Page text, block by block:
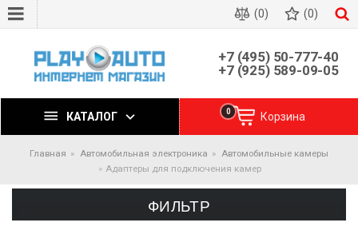
(0) (0)
+7 (495) 50-777-40
+7 (925) 589-09-05
КАТАЛОГ Корзина
0
Главная Автомобильная электроника
Автомобильные камеры
Адаптеры для подключения камер
ФИЛЬТР